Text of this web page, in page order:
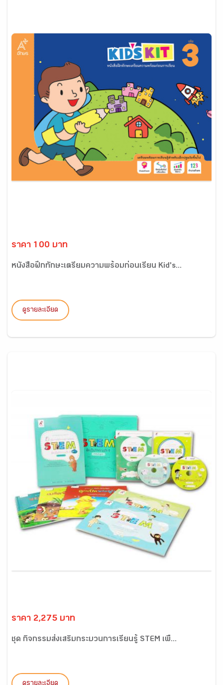
ราคา 100 บาท
หนังสือฝึกทักษะเตรียมความพร้อมก่อนเรียน Kid's...
ดูรายละเอียด
ราคา 2,275 บาท
ชุด กิจกรรมส่งเสริมกระบวนการเรียนรู้ STEM เพื...